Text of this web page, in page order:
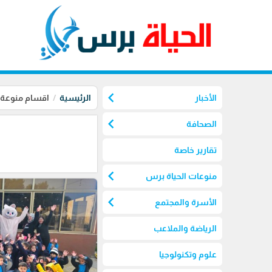
الأخبار chevron_left
الصحافة chevron_left
تقارير خاصة
منوعات الحياة برس chevron_left
الأسرة والمجتمع chevron_left
الرياضة والملاعب
علوم وتكنولوجيا
الرئيسية اقسام منوعة